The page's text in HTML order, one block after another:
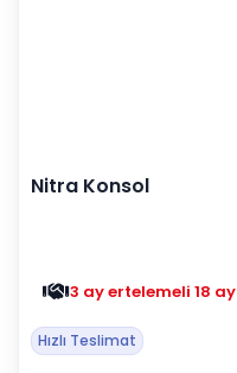
Nitra Konsol
3 ay ertelemeli 18 ay
Hızlı Teslimat